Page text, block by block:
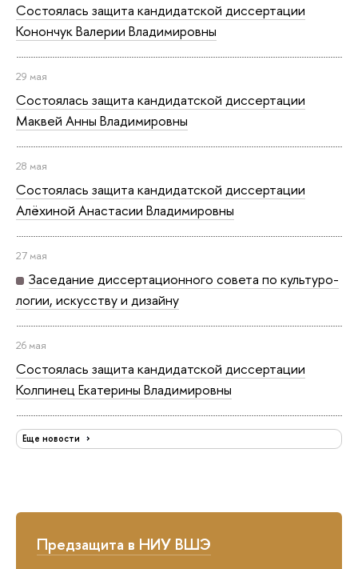
Предзащита в НИУ ВШЭ
Состоялась защита кан­ди­дат­ской диссертации
Конончук Валерии Вла­ди­ми­ров­ны
29 мая
Состоялась защита кан­ди­дат­ской диссертации
Маквей Анны Вла­ди­ми­ров­ны
28 мая
Состоялась защита кан­ди­дат­ской диссертации
Алёхиной Анастасии Вла­ди­ми­ров­ны
27 мая
Заседание дис­сер­та­ци­он­но­го совета по куль­ту­ро­
ло­гии, искусству и дизайну
26 мая
Состоялась защита кан­ди­дат­ской диссертации
Колпинец Екатерины Вла­ди­ми­ров­ны
Еще новости